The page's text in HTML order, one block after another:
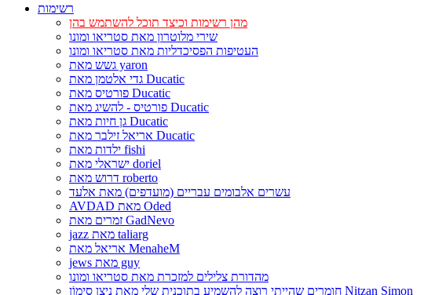
רשימות
מהן רשימות וכיצד תוכל להשתמש בהן
שירי מלוטרון מאת סטריאו ומונו
העטיפות הפסיכדליות מאת סטריאו ומונו
גשש מאת yaron
גדי אלטמן מאת Ducatic
פורטיס מאת Ducatic
פורטיס - להשיג מאת Ducatic
גן חיות מאת Ducatic
אריאל זילבר מאת Ducatic
ילדות מאת fishi
ישראלי מאת doriel
דרוש מאת roberto
עשרים אלבומים עבריים (מועדפים) מאת אלעד
AVDAD מאת Oded
זמרים מאת GadNevo
jazz מאת taliarg
אריאל מאת MenaheM
jews מאת guy
מהדורת צלילים למזכרת מאת סטריאו ומונו
חומרים שהייתי רוצה להשמיע בתוכנית שלי מאת נִיצָן סִימוֹן Nitzan Simon